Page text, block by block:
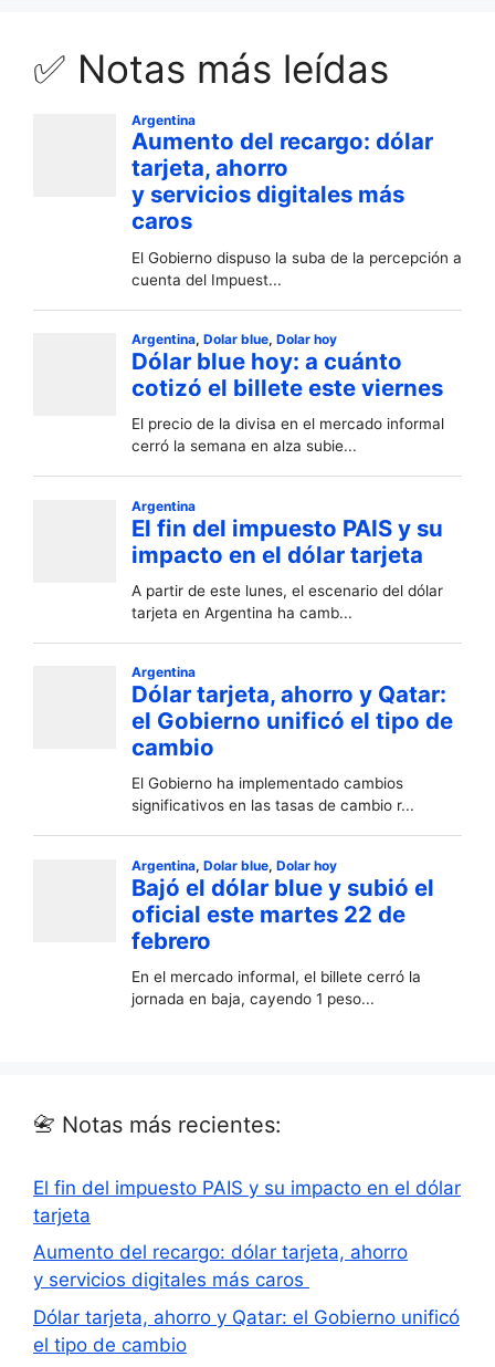
✅ Notas más leídas
📇 Notas más recientes:
El fin del impuesto PAIS y su impacto en el dólar
tarjeta
Aumento del recargo: dólar tarjeta, ahorro
y servicios digitales más caros
Dólar tarjeta, ahorro y Qatar: el Gobierno unificó
el tipo de cambio